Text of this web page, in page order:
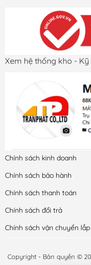
Xem hệ thống kho -
Chính sách kinh doanh
Chính sách bảo hành
Chính sách thanh toán
Chính sách đổi trả
Chính sách vận chuyển
Copyright - Bản quyền ©